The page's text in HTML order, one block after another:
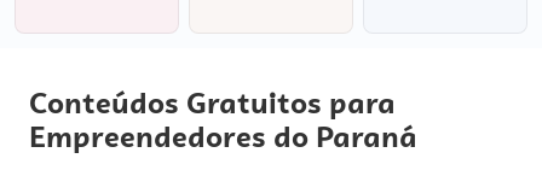
Conteúdos Gratuitos para
Empreendedores do Paraná